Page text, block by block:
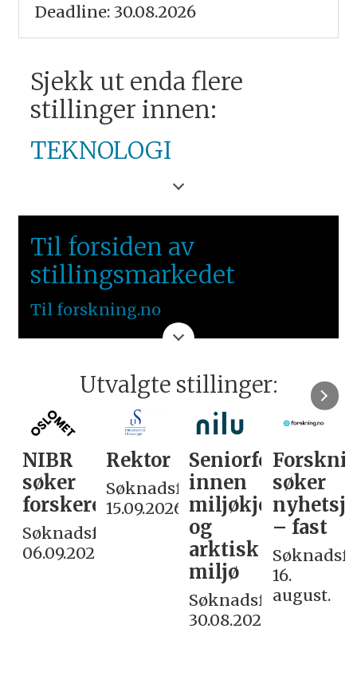
Deadline: 30.08.2026
Sjekk ut enda flere
stillinger innen:
TEKNOLOGI
BERGEN
VESTLANDET
Til forsiden av
stillingsmarkedet
Til forskning.no
Utvalgte stillinger:
NIBR
søker
forskere
Søknadsfrist:
06.09.2026
Rektor
Søknadsfrist:
15.09.2026
Seniorforsker
innen
miljøkjemi
og
arktisk
miljø
Søknadsfrist:
30.08.2026
søker
– fast
16.
august.